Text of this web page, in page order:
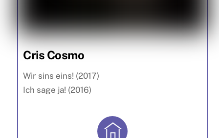
Cris Cosmo
Wir sins eins! (2017)
Ich sage ja! (2016)